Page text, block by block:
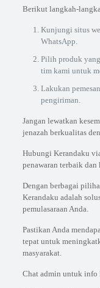
Berikut langkah-
Kunjungi situs
WhatsApp.
Pilih produk
tim kami untuk
Lakukan
pengiriman.
Jangan lewatkan
jenazah berkualitas
Hubungi Kerandaku
penawaran terbaik
Dengan berbagai
Kerandaku adalah
pemulasaraan Anda.
Pastikan Anda
tepat untuk
masyarakat.
Chat admin untuk info